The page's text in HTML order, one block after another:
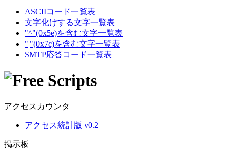
ASCIIコード一覧表
文字化けする文字一覧表
"^"(0x5e)を含む文字一覧表
"|"(0x7c)を含む文字一覧表
SMTP応答コード一覧表
アクセスカウンタ
アクセス統計版 v0.2
掲示板